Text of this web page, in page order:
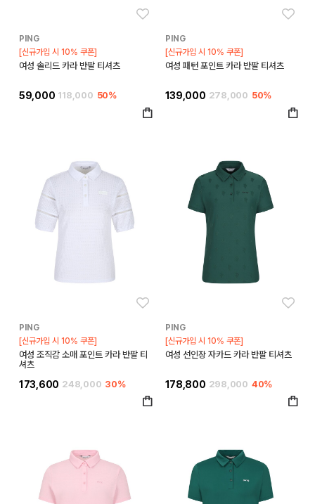
PING
[신규가입 시 10% 쿠폰]
여성 솔리드 카라 반팔 티셔츠
59,000 118,000 50%
PING
[신규가입 시 10% 쿠폰]
여성 패턴 포인트 카라 반팔 티셔츠
139,000 278,000 50%
PING
[신규가입 시 10% 쿠폰]
여성 조직감 소매 포인트 카라 반팔 티
셔츠
173,600 248,000 30%
PING
[신규가입 시 10% 쿠폰]
여성 선인장 자카드 카라 반팔 티셔츠
178,800 298,000 40%